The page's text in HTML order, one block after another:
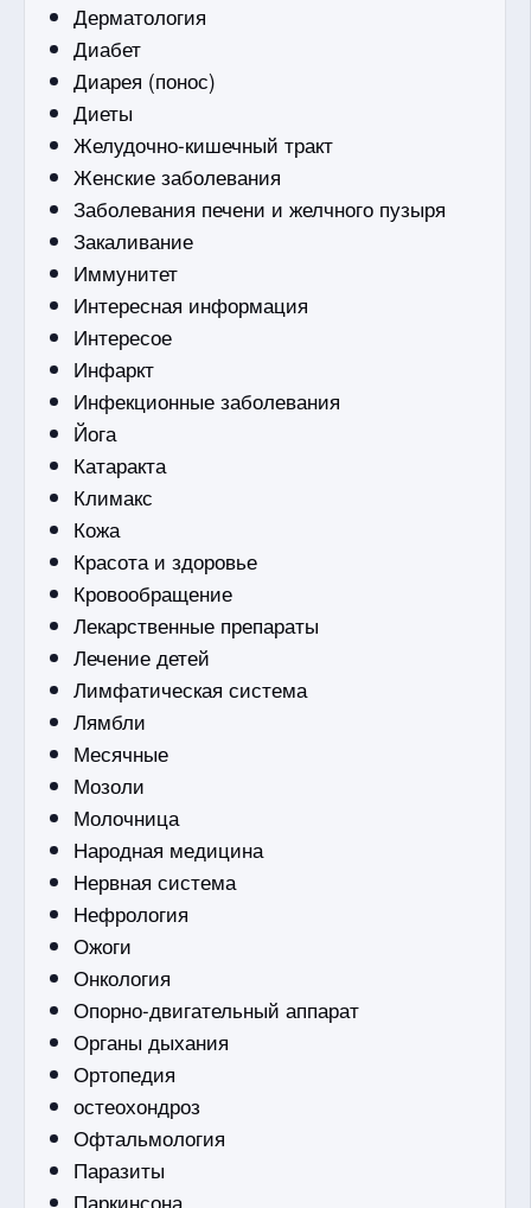
Дерматология
Диабет
Диарея (понос)
Диеты
Желудочно-кишечный тракт
Женские заболевания
Заболевания печени и желчного пузыря
Закаливание
Иммунитет
Интересная информация
Интересое
Инфаркт
Инфекционные заболевания
Йога
Катаракта
Климакс
Кожа
Красота и здоровье
Кровообращение
Лекарственные препараты
Лечение детей
Лимфатическая система
Лямбли
Месячные
Мозоли
Молочница
Народная медицина
Нервная система
Нефрология
Ожоги
Онкология
Опорно-двигательный аппарат
Органы дыхания
Ортопедия
остеохондроз
Офтальмология
Паразиты
Паркинсона